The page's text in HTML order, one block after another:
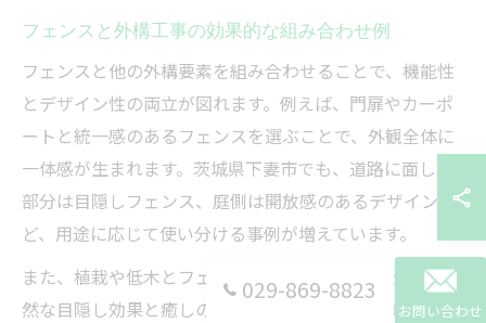
フェンスと外構工事の効果的な組み合わせ例
フェンスと他の外構要素を組み合わせることで、機能性
とデザイン性の両立が図れます。例えば、門扉やカーポ
ートと統一感のあるフェンスを選ぶことで、外観全体に
一体感が生まれます。茨城県下妻市でも、道路に面した
部分は目隠しフェンス、庭側は開放感のあるデザインな
ど、用途に応じて使い分ける事例が増えています。
また、植栽や低木とフェンスを組み合わせることで、自
然な目隠し効果と癒しの空間を同時に実現可能です。設
029-869-8823
お問い合わせ